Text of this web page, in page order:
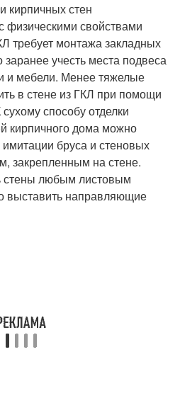
кирпичных стен
физическими свойствами
требует монтажа закладных
заранее учесть места подвеса
и мебели. Менее тяжелые
в стене из ГКЛ при помощи
способу отделки
кирпичного дома можно
бруса и стеновых
закрепленным на стене.
стены любым листовым
выставить направляющие